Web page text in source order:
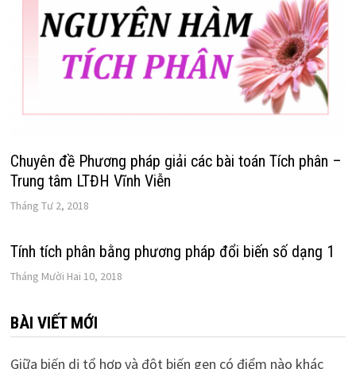
Chuyên đề Phương pháp giải các bài toán Tích phân –
Trung tâm LTĐH Vĩnh Viễn
Tháng Tư 2, 2018
Tính tích phân bằng phương pháp đổi biến số dạng 1
Tháng Mười Hai 10, 2018
BÀI VIẾT MỚI
Giữa biến dị tổ hợp và đột biến gen có điểm nào khác